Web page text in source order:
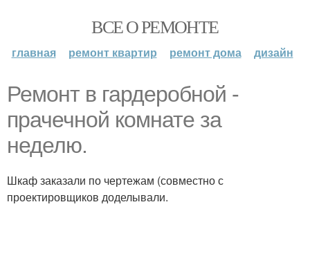
ВСЕ О РЕМОНТЕ
главная ремонт квартир ремонт дома дизайн
Ремонт в гардеробной -
прачечной комнате за
неделю.
Шкаф заказали по чертежам (совместно с
проектировщиков доделывали.